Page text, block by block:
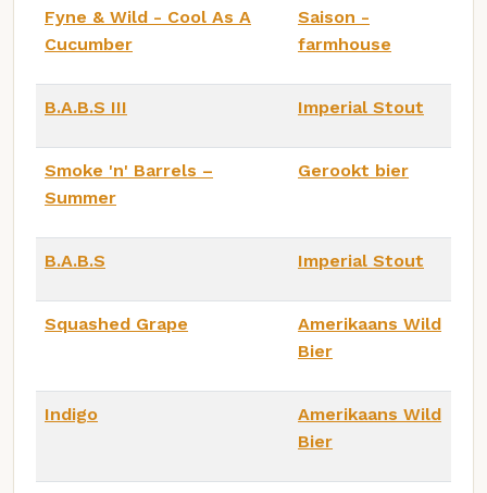
Fyne & Wild - Cool As A
Cucumber
Saison -
farmhouse
B.A.B.S III Imperial Stout
Smoke 'n' Barrels –
Summer
Gerookt bier
B.A.B.S Imperial Stout
Squashed Grape
Amerikaans Wild
Bier
Indigo
Amerikaans Wild
Bier